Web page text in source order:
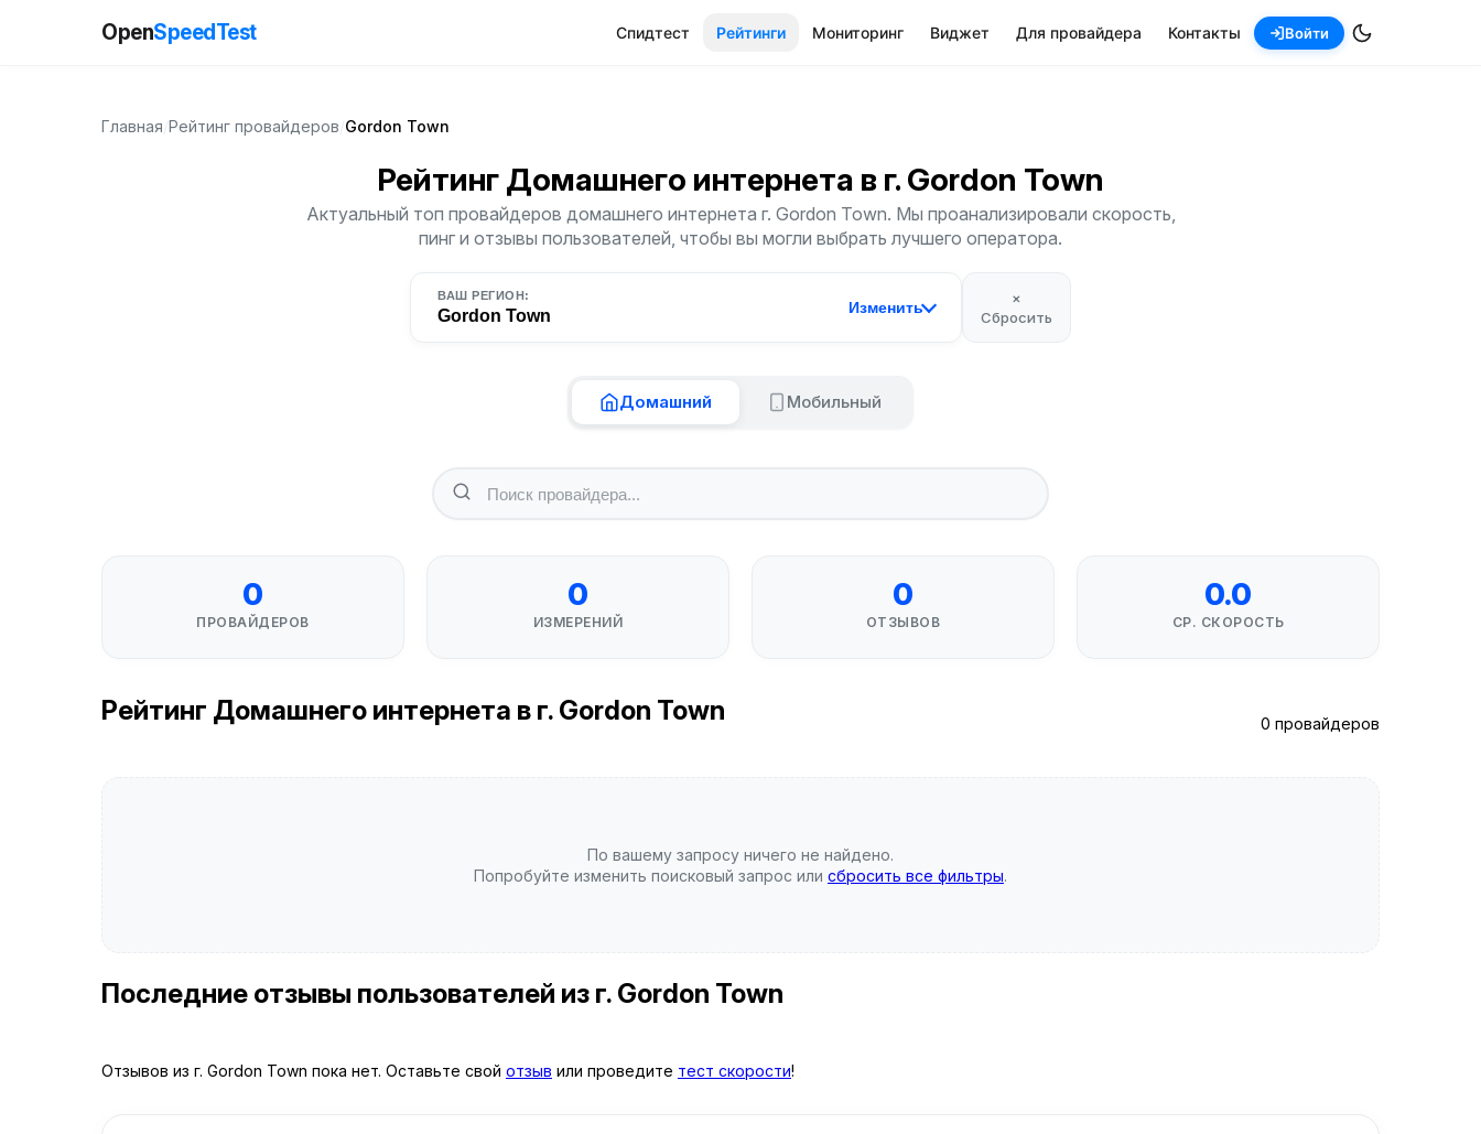
OpenSpeedTest Спидтест Рейтинги Мониторинг Виджет Для провайдера Контакты Войти
Главная Рейтинг провайдеров Gordon Town
Рейтинг Домашнего интернета в г. Gordon Town
Актуальный топ провайдеров домашнего интернета г. Gordon Town. Мы проанализировали скорость,
пинг и отзывы пользователей, чтобы вы могли выбрать лучшего оператора.
ВАШ РЕГИОН:
Gordon Town Изменить
×
Сбросить
Домашний Мобильный
0
ПРОВАЙДЕРОВ
0
ИЗМЕРЕНИЙ
0
ОТЗЫВОВ
0.0
СР. СКОРОСТЬ
Рейтинг Домашнего интернета в г. Gordon Town 0 провайдеров
По вашему запросу ничего не найдено.
Попробуйте изменить поисковый запрос или сбросить все фильтры.
Последние отзывы пользователей из г. Gordon Town
Отзывов из г. Gordon Town пока нет. Оставьте свой отзыв или проведите тест скорости!